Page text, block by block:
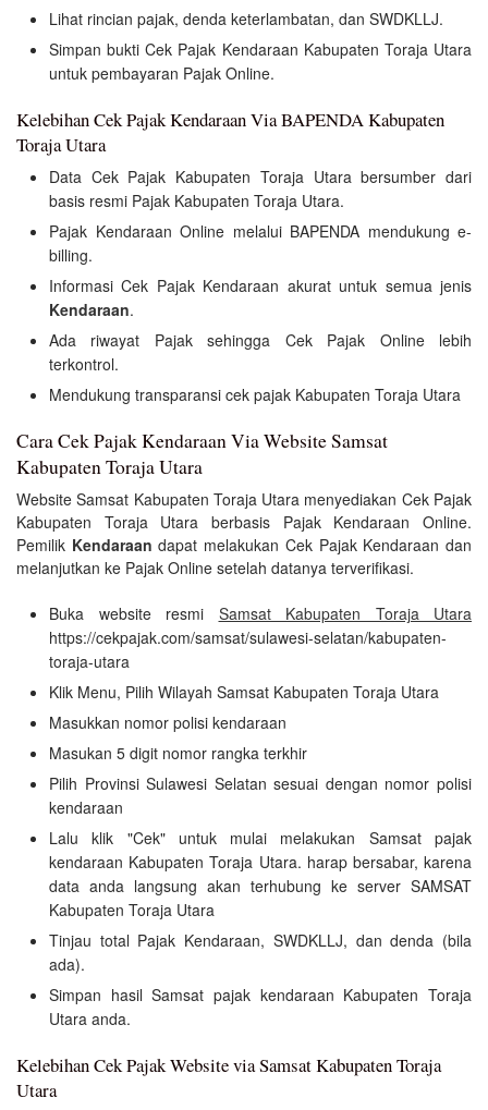
Lihat rincian pajak, denda keterlambatan, dan SWDKLLJ.
Simpan bukti Cek Pajak Kendaraan Kabupaten Toraja Utara
untuk pembayaran Pajak Online.
Kelebihan Cek Pajak Kendaraan Via BAPENDA Kabupaten
Toraja Utara
Data Cek Pajak Kabupaten Toraja Utara bersumber dari
basis resmi Pajak Kabupaten Toraja Utara.
Pajak Kendaraan Online melalui BAPENDA mendukung e-
billing.
Informasi Cek Pajak Kendaraan akurat untuk semua jenis
Kendaraan.
Ada riwayat Pajak sehingga Cek Pajak Online lebih
terkontrol.
Mendukung transparansi cek pajak Kabupaten Toraja Utara
Cara Cek Pajak Kendaraan Via Website Samsat
Kabupaten Toraja Utara
Website Samsat Kabupaten Toraja Utara menyediakan Cek Pajak
Kabupaten Toraja Utara berbasis Pajak Kendaraan Online.
Pemilik Kendaraan dapat melakukan Cek Pajak Kendaraan dan
melanjutkan ke Pajak Online setelah datanya terverifikasi.
Buka website resmi Samsat Kabupaten Toraja Utara
https://cekpajak.com/samsat/sulawesi-selatan/kabupaten-
toraja-utara
Klik Menu, Pilih Wilayah Samsat Kabupaten Toraja Utara
Masukkan nomor polisi kendaraan
Masukan 5 digit nomor rangka terkhir
Pilih Provinsi Sulawesi Selatan sesuai dengan nomor polisi
kendaraan
Lalu klik "Cek" untuk mulai melakukan Samsat pajak
kendaraan Kabupaten Toraja Utara. harap bersabar, karena
data anda langsung akan terhubung ke server SAMSAT
Kabupaten Toraja Utara
Tinjau total Pajak Kendaraan, SWDKLLJ, dan denda (bila
ada).
Simpan hasil Samsat pajak kendaraan Kabupaten Toraja
Utara anda.
Kelebihan Cek Pajak Website via Samsat Kabupaten Toraja
Utara